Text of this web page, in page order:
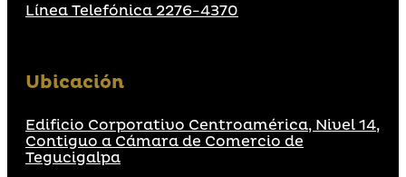
Línea Telefónica 2276-4370
Ubicación
Edificio Corporativo Centroamérica, Nivel 14,
Contiguo a Cámara de Comercio de
Tegucigalpa